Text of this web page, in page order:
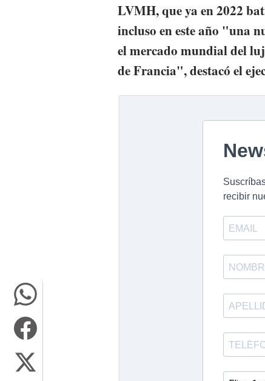
LVMH, que ya en 2022
incluso en este año "una
el mercado mundial del
de Francia", destacó el